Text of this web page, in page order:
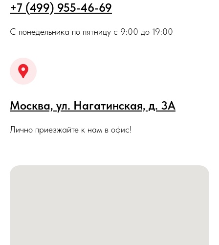
+7 (499) 955-46-69
С понедельника по пятницу с 9:00 до 19:00
Москва, ул. Нагатинская, д. 3A
Лично приезжайте к нам в офис!